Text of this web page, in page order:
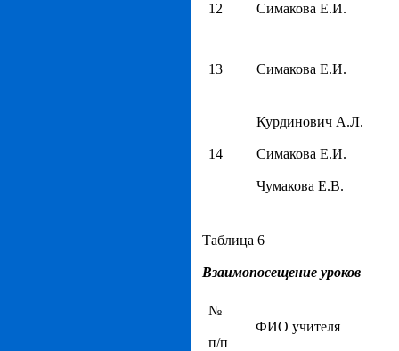
12 Симакова Е.И.
13 Симакова Е.И.
14
Курдинович А.Л.
Симакова Е.И.
Чумакова Е.В.
Таблица 6
Взаимопосещение уроков
№
п/п
ФИО учителя